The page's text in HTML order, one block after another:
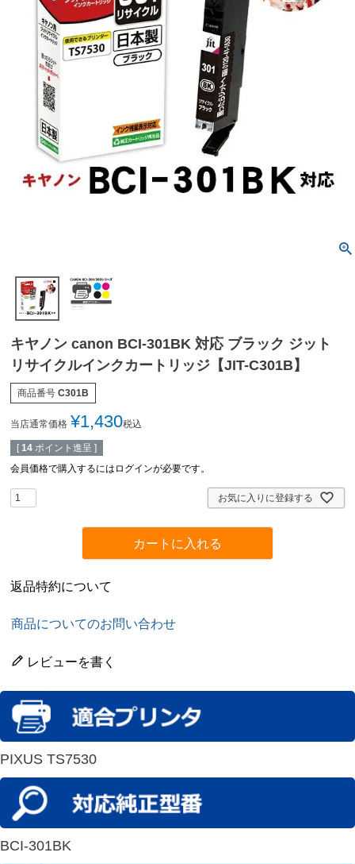
キヤノン canon BCI-301BK 対応 ブラック ジット
リサイクルインクカートリッジ【JIT-C301B】
商品番号 C301B
当店通常価格 ¥1,430税込
[ 14 ポイント進呈 ]
会員価格で購入するにはログインが必要です。
お気に入りに登録する
カートに入れる
返品特約について
商品についてのお問い合わせ
レビューを書く
PIXUS TS7530
BCI-301BK